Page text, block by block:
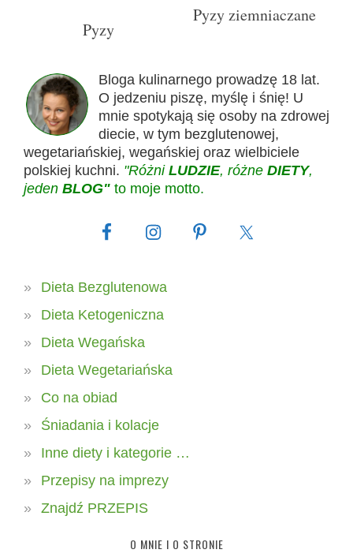
Pyzy
Pyzy ziemniaczane
Bloga kulinarnego prowadzę 18 lat.
O jedzeniu piszę, myślę i śnię! U
mnie spotykają się osoby na zdrowej
diecie, w tym bezglutenowej,
wegetariańskiej, wegańskiej oraz wielbiciele
polskiej kuchni. "Różni LUDZIE, różne DIETY,
jeden BLOG" to moje motto.
Dieta Bezglutenowa
Dieta Ketogeniczna
Dieta Wegańska
Dieta Wegetariańska
Co na obiad
Śniadania i kolacje
Inne diety i kategorie …
Przepisy na imprezy
Znajdź PRZEPIS
O MNIE I O STRONIE